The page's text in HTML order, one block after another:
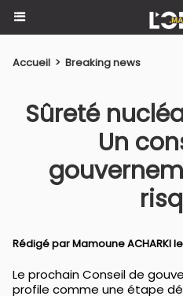
Accueil > Breaking news
Sûreté
Un
Rédigé parMamoune ACHARKI
Le prochain Conseil de
profile comme une étape